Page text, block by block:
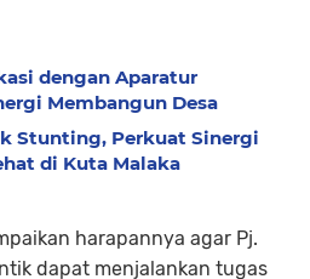
dengan Aparatur
Membangun Desa
Stunting, Perkuat Sinergi
di Kuta Malaka
harapannya agar Pj.
dapat menjalankan tugas